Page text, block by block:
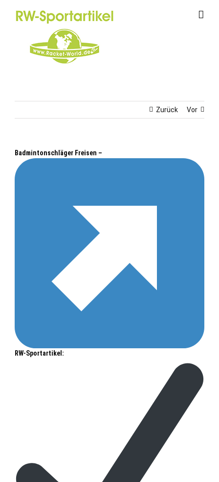
Zurück Vor
Badmintonschläger Freisen –
RW-Sportartikel: